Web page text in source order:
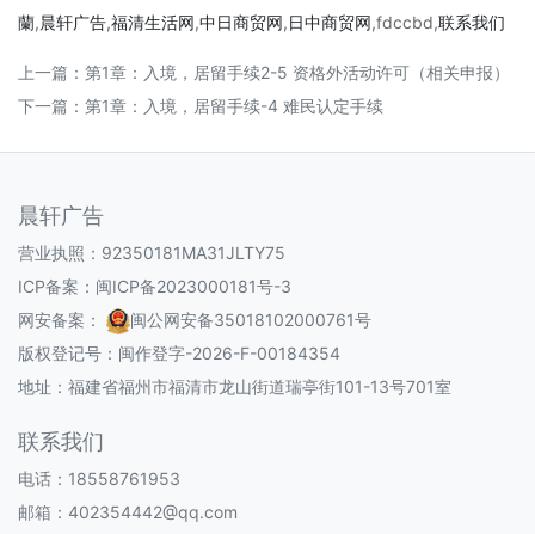
蘭,晨轩广告,福清生活网,中日商贸网,日中商贸网,fdccbd,联系我们
上一篇： 第1章：入境，居留手续2-5 资格外活动许可（相关申报）
下一篇： 第1章：入境，居留手续-4 难民认定手续
晨轩广告
营业执照：92350181MA31JLTY75
ICP备案： 闽ICP备2023000181号-3
网安备案：
闽公网安备35018102000761号
版权登记号： 闽作登字-2026-F-00184354
地址：福建省福州市福清市龙山街道瑞亭街101-13号701室
联系我们
电话：18558761953
邮箱：402354442@qq.com